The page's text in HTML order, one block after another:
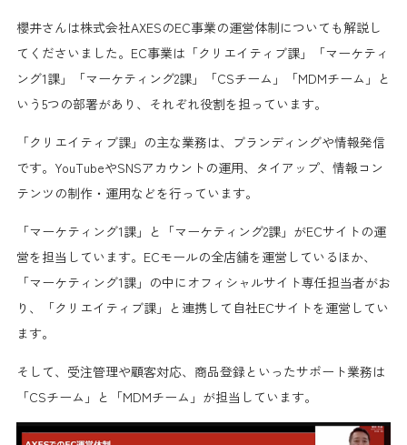
櫻井さんは株式会社AXESのEC事業の運営体制についても解説し
てくださいました。EC事業は「クリエイティブ課」「マーケティ
ング1課」「マーケティング2課」「CSチーム」「MDMチーム」と
いう5つの部署があり、それぞれ役割を担っています。
「クリエイティブ課」の主な業務は、ブランディングや情報発信
です。YouTubeやSNSアカウントの運用、タイアップ、情報コン
テンツの制作・運用などを行っています。
「マーケティング1課」と「マーケティング2課」がECサイトの運
営を担当しています。ECモールの全店舗を運営しているほか、
「マーケティング1課」の中にオフィシャルサイト専任担当者がお
り、「クリエイティブ課」と連携して自社ECサイトを運営してい
ます。
そして、受注管理や顧客対応、商品登録といったサポート業務は
「CSチーム」と「MDMチーム」が担当しています。